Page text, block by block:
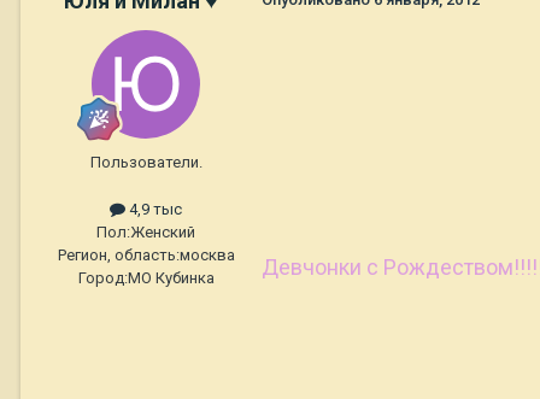
Пользователи.
4,9 тыс
Пол:Женский
Регион, область:москва
Город:МО Кубинка Девчонки с